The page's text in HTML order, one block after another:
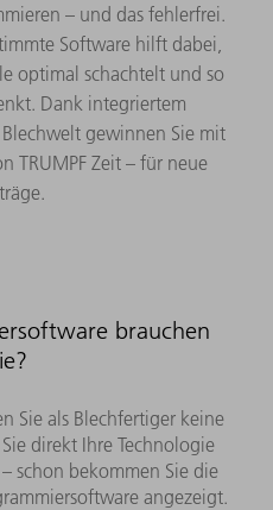
– und das fehlerfrei.
Software hilft dabei,
optimal schachtelt und so
Dank integriertem
gewinnen Sie mit
TRUMPF Zeit – für neue
brauchen
Sie als Blechfertiger keine
direkt Ihre Technologie
schon bekommen Sie die
angezeigt.